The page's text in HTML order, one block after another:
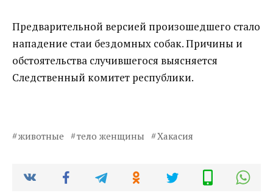
Предварительной версией произошедшего стало
нападение стаи бездомных собак. Причины и
обстоятельства случившегося выясняется
Следственный комитет республики.
животные тело женщины Хакасия